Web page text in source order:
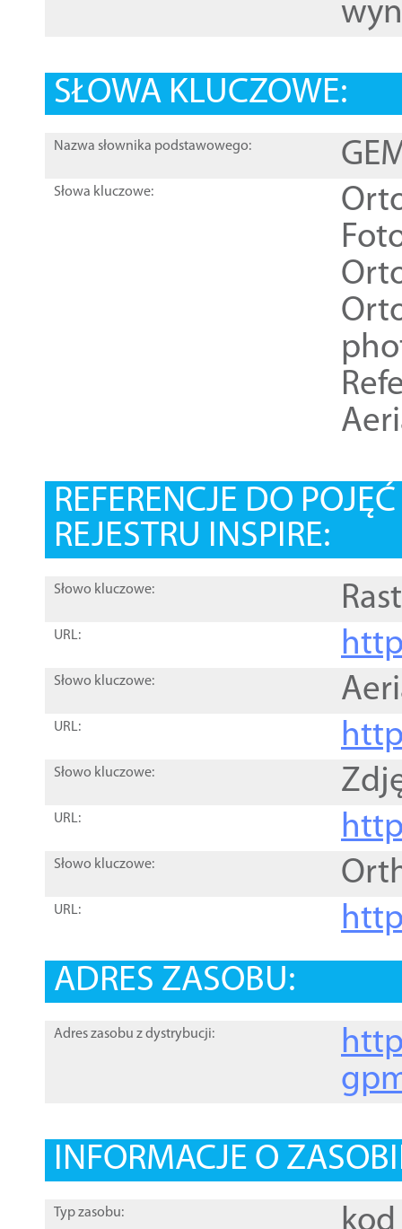
SŁOWA KLUCZOWE:
Nazwa słownika podstawowego:
Słowa kluczowe:
REFERENCJE DO
REJESTRU INSPIRE:
Słowo kluczowe:
URL:
Słowo kluczowe:
URL:
Słowo kluczowe:
URL:
Słowo kluczowe:
URL:
ADRES ZASOBU:
Adres zasobu z dystrybucji:
INFORMACJE O
Typ zasobu: